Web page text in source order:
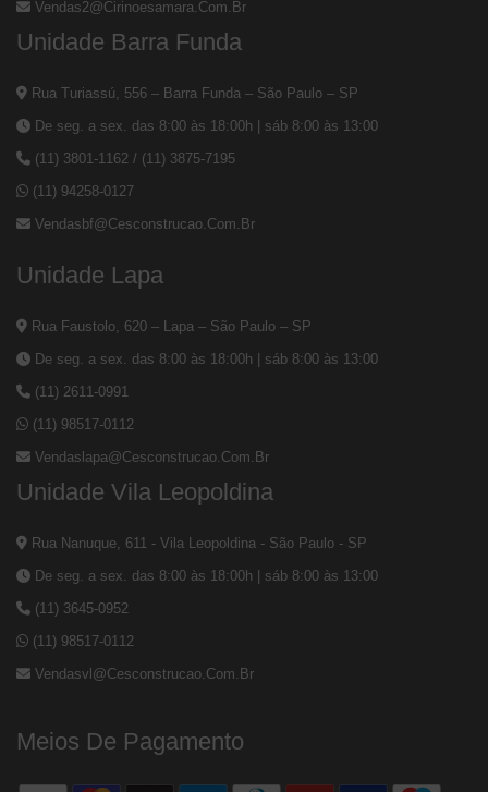
Vendas2@cirinoesamara.com.br
Unidade Barra Funda
Rua Turiassú, 556 – Barra Funda – São Paulo – SP
De seg. a sex. das 8:00 às 18:00h | sáb 8:00 às 13:00
(11) 3801-1162 / (11) 3875-7195
(11) 94258-0127
Vendasbf@cesconstrucao.com.br
Unidade Lapa
Rua Faustolo, 620 – Lapa – São Paulo – SP
De seg. a sex. das 8:00 às 18:00h | sáb 8:00 às 13:00
(11) 2611-0991
(11) 98517-0112
Vendaslapa@cesconstrucao.com.br
Unidade Vila Leopoldina
Rua Nanuque, 611 - Vila Leopoldina - São Paulo - SP
De seg. a sex. das 8:00 às 18:00h | sáb 8:00 às 13:00
(11) 3645-0952
(11) 98517-0112
Vendasvl@cesconstrucao.com.br
Meios De Pagamento